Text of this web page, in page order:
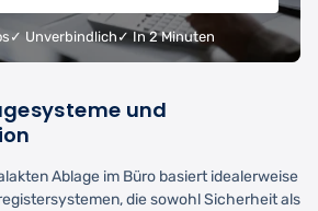
✓ Unverbindlich ✓ In 2 Minuten
und
Ablage im Büro basiert idealerweise
die sowohl Sicherheit als